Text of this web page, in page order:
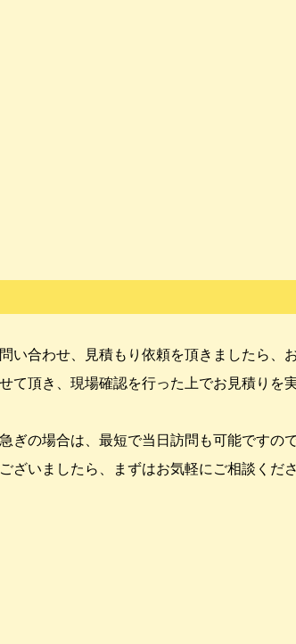
い合わせ、見積もり依頼を頂きましたら、
て頂き、現場確認を行った上でお見積りを
ぎの場合は、最短で当日訪問も可能ですの
ざいましたら、まずはお気軽にご相談くださ